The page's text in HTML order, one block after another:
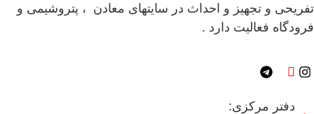
تفریحی و تجهیز و احداث در سایتهای معادن ، پتروشیمی و
فرودگاه فعالیت دارد .
دفتر مرکزی: